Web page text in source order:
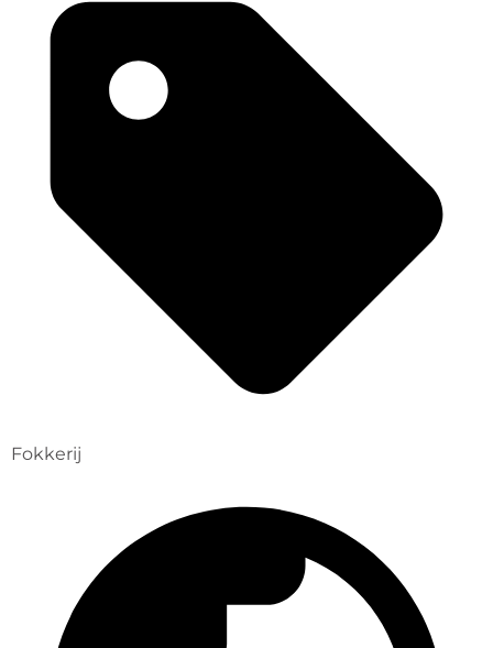
Fokkerij